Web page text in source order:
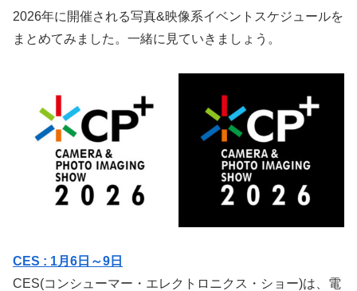
2026年に開催される写真&映像系イベントスケジュールを
まとめてみました。一緒に見ていきましょう。
CES : 1月6日～9日
CES(コンシューマー・エレクトロニクス・ショー)は、電